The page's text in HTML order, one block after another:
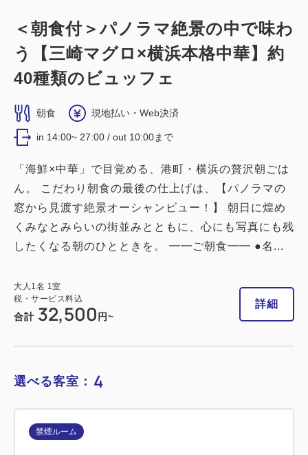
税・サービス料込
税・サービス料込
20,000円
禁煙ルーム
■横浜夜景View■カジュアルツイン：
禁煙 16.00m 1~2名
シングルサイズ / 幅90-130cm×2
Wi-Fiあり（無料）
禁煙ルーム
＜朝食付＞パノラマ絶景の中で味わ
う【三崎マグロ×横浜本格中華】約
40種類のビュッフェ
朝食 現地払い・Web決済
in 14:00~ 27:00 / out 10:00まで
「海鮮×中華」で目覚める、港町・横浜の贅沢朝ごは
ん。 こだわり朝食の最後の仕上げは、【パノラマの
窓から見渡す絶景オーシャンビュー！】 朝日に煌め
くみなとみらいの街並みとともに、心にも写真にも残
したくなる朝のひとときを。 ━━ご朝食━━ ●名...
大人 1 名 1 室
税・サービス料込
合計 32,500円~
詳細
選べる客室： 4
禁煙ルーム